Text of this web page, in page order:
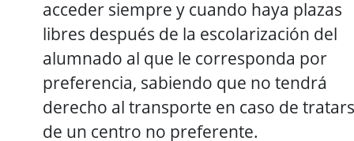
acceder siempre y cuando haya plazas
libres después de la escolarización del
alumnado al que le corresponda por
preferencia, sabiendo que no tendrá
derecho al transporte en caso de
de un centro no preferente.